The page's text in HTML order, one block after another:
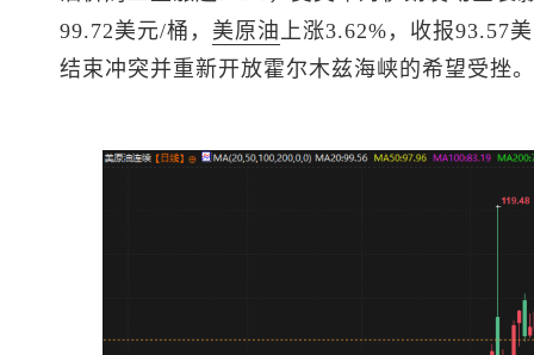
99.72美元/桶， 美原油上涨3.62%，收报93.57
结束冲突并重新开放霍尔木兹海峡的希望受挫。